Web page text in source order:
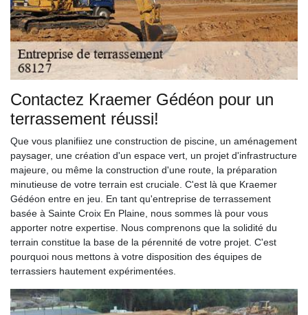
Contactez Kraemer Gédéon pour un
terrassement réussi!
Que vous planifiiez une construction de piscine, un aménagement
paysager, une création d'un espace vert, un projet d'infrastructure
majeure, ou même la construction d'une route, la préparation
minutieuse de votre terrain est cruciale. C'est là que Kraemer
Gédéon entre en jeu. En tant qu'entreprise de terrassement
basée à Sainte Croix En Plaine, nous sommes là pour vous
apporter notre expertise. Nous comprenons que la solidité du
terrain constitue la base de la pérennité de votre projet. C'est
pourquoi nous mettons à votre disposition des équipes de
terrassiers hautement expérimentées.